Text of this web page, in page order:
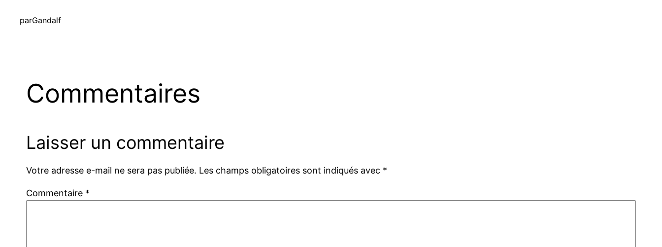
parGandalf
Commentaires
Laisser un commentaire
Votre adresse e-mail ne sera pas publiée. Les champs obligatoires sont indiqués avec *
Commentaire *